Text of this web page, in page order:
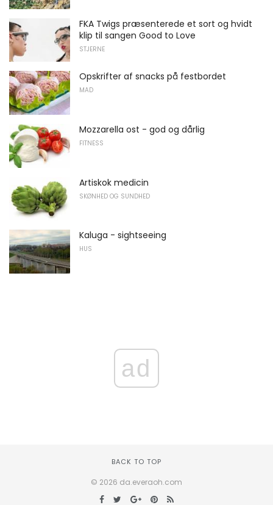
FKA Twigs præsenterede et sort og hvidt
klip til sangen Good to Love
STJERNE
Opskrifter af snacks på festbordet
MAD
Mozzarella ost - god og dårlig
FITNESS
Artiskok medicin
SKØNHED OG SUNDHED
Kaluga - sightseeing
HUS
ad
BACK TO TOP
© 2026 da.everaoh.com